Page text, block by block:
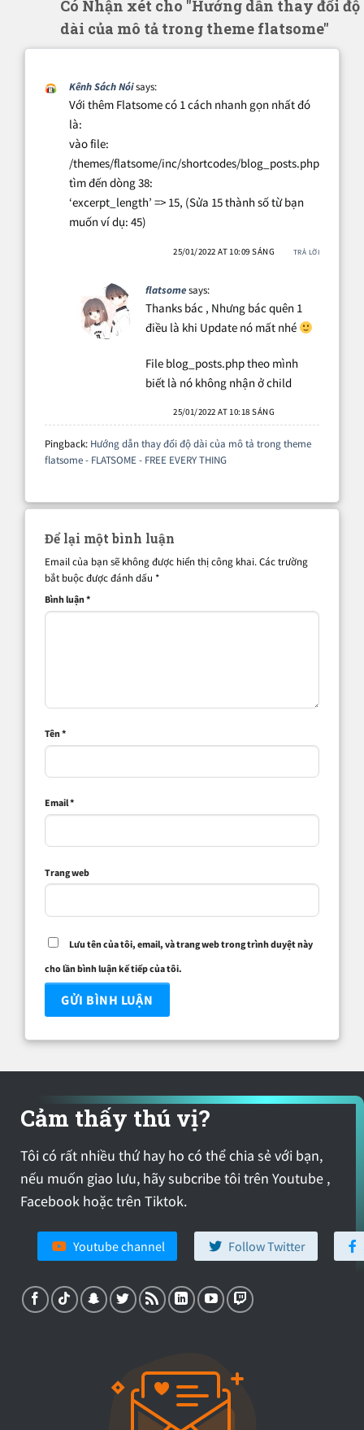
Có Nhận xét cho "Hướng dẫn thay đổi độ
dài của mô tả trong theme flatsome"
Kênh Sách Nóisays:
Với thêm Flatsome có 1 cách nhanh gọn nhất đó
là:
vào file:
/themes/flatsome/inc/shortcodes/blog_posts.php
tìm đến dòng 38:
‘excerpt_length’ => 15, (Sửa 15 thành số từ bạn
muốn ví dụ: 45)
25/01/2022 AT 10:09 SÁNG TRẢ LỜI
flatsomesays:
Thanks bác , Nhưng bác quên 1
điều là khi Update nó mất nhé
File blog_posts.php theo mình
biết là nó không nhận ở child
25/01/2022 AT 10:18 SÁNG
Pingback: Hướng dẫn thay đổi độ dài của mô tả trong theme
flatsome - FLATSOME - FREE EVERY THING
Để lại một bình luận
Email của bạn sẽ không được hiển thị công khai.Các trường
bắt buộc được đánh dấu *
Bình luận*
Tên*
Email*
Trang web
Lưu tên của tôi, email, và trang web trong trình duyệt này
cho lần bình luận kế tiếp của tôi.
Cảm thấy thú vị?
Tôi có rất nhiều thứ hay ho có thể chia sẻ với bạn,
nếu muốn giao lưu, hãy subcribe tôi trên Youtube ,
Facebook hoặc trên Tiktok.
Youtube channel Follow Twitter